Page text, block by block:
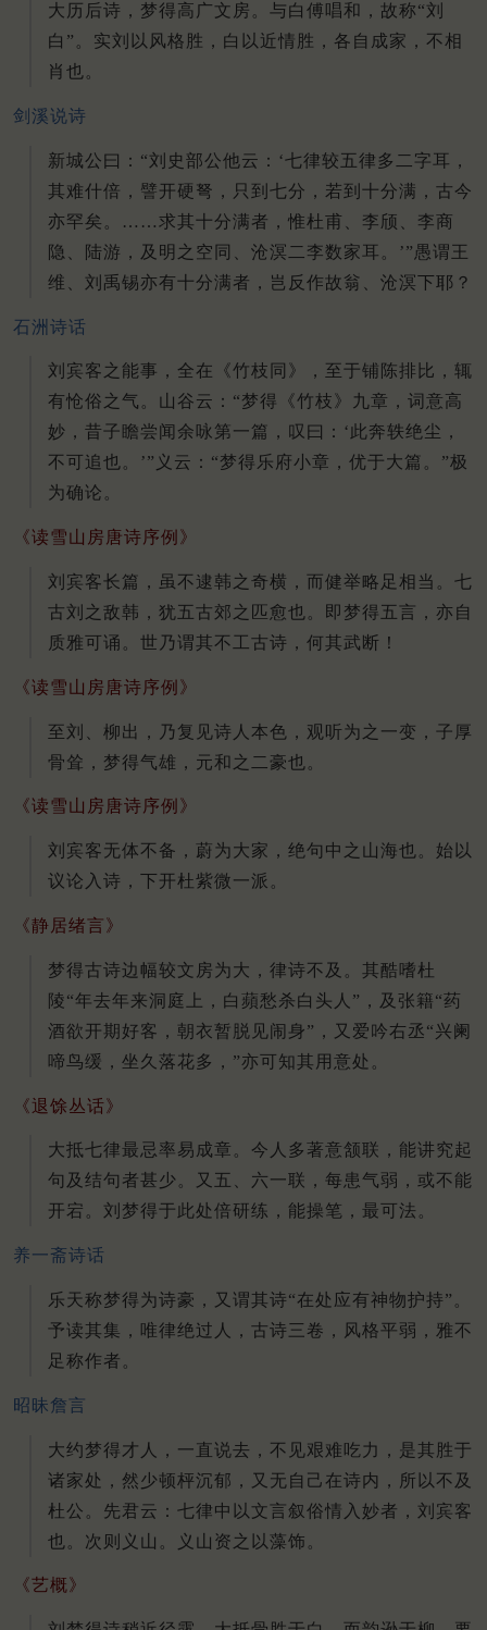
大历后诗，梦得高广文房。与白傅唱和，故称“刘
白”。实刘以风格胜，白以近情胜，各自成家，不相
肖也。
剑溪说诗
新城公曰：“刘史部公他云：‘七律较五律多二字耳，
其难什倍，譬开硬弩，只到七分，若到十分满，古今
亦罕矣。……求其十分满者，惟杜甫、李颀、李商
隐、陆游，及明之空同、沧溟二李数家耳。’”愚谓王
维、刘禹锡亦有十分满者，岂反作故翁、沧溟下耶？
石洲诗话
刘宾客之能事，全在《竹枝同》，至于铺陈排比，辄
有怆俗之气。山谷云：“梦得《竹枝》九章，词意高
妙，昔子瞻尝闻余咏第一篇，叹曰：‘此奔轶绝尘，
不可追也。’”义云：“梦得乐府小章，优于大篇。”极
为确论。
《读雪山房唐诗序例》
刘宾客长篇，虽不逮韩之奇横，而健举略足相当。七
古刘之敌韩，犹五古郊之匹愈也。即梦得五言，亦自
质雅可诵。世乃谓其不工古诗，何其武断！
《读雪山房唐诗序例》
至刘、柳出，乃复见诗人本色，观听为之一变，子厚
骨耸，梦得气雄，元和之二豪也。
《读雪山房唐诗序例》
刘宾客无体不备，蔚为大家，绝句中之山海也。始以
议论入诗，下开杜紫微一派。
《静居绪言》
梦得古诗边幅较文房为大，律诗不及。其酷嗜杜
陵“年去年来洞庭上，白蘋愁杀白头人”，及张籍“药
酒欲开期好客，朝衣暂脱见闹身”，又爱吟右丞“兴阑
啼鸟缓，坐久落花多，”亦可知其用意处。
《退馀丛话》
大抵七律最忌率易成章。今人多著意颔联，能讲究起
句及结句者甚少。又五、六一联，每患气弱，或不能
开宕。刘梦得于此处倍研练，能操笔，最可法。
养一斋诗话
乐天称梦得为诗豪，又谓其诗“在处应有神物护持”。
予读其集，唯律绝过人，古诗三卷，风格平弱，雅不
足称作者。
昭昧詹言
大约梦得才人，一直说去，不见艰难吃力，是其胜于
诸家处，然少顿枰沉郁，又无自己在诗内，所以不及
杜公。先君云：七律中以文言叙俗情入妙者，刘宾客
也。次则义山。义山资之以藻饰。
《艺概》